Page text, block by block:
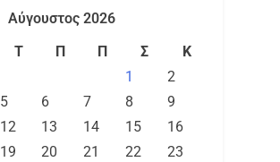
Αύγουστος 2026
Τ Π Π Σ
Κ
1
2
5 6 7 8
9
12 13 14 15
16
19 20 21 22
23